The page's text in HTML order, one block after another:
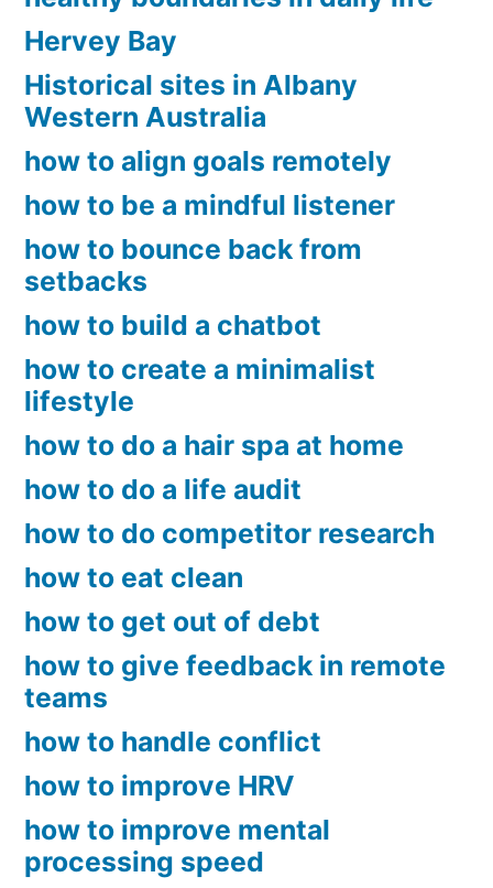
Hervey Bay
Historical sites in Albany
Western Australia
how to align goals remotely
how to be a mindful listener
how to bounce back from
setbacks
how to build a chatbot
how to create a minimalist
lifestyle
how to do a hair spa at home
how to do a life audit
how to do competitor research
how to eat clean
how to get out of debt
how to give feedback in remote
teams
how to handle conflict
how to improve HRV
how to improve mental
processing speed